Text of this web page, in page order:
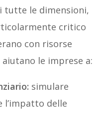
tutte le dimensioni,
critico
con risorse
le imprese a:
simulare
l’impatto delle